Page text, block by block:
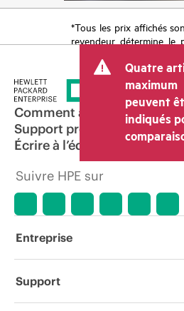
*Tous les prix affichés
revendeur détermine le
tels que la TVA ou les
et les frais
transaction déterminé
peut varier par
revendeurs et au prix
Les prix indicatifs
offres promotionnelles
temps. HPE se réserve
les prix à tout moment
raisons, notamment, mais
l’arrêt d’un produit,
période de promotion
dans les publicités.
Quatre
maximum
peuvent
indiqués
Comment acheter
Support produit
Écrire à l’équipe
Suivre HPE sur
Entreprise
À propos de HPE
Support